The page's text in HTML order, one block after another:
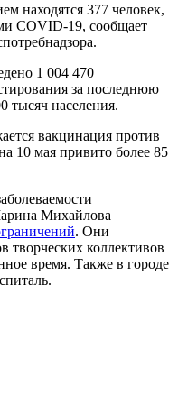
находятся 377 человек,
COVID-19, сообщает
1 004 470
за последнюю
тысяч населения.
вакцинация против
10 мая привито более 85
Михайлова
. Они
творческих коллективов
время. Также в городе